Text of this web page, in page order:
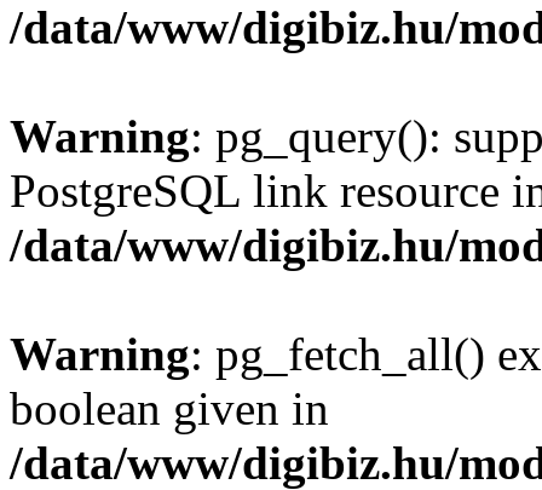
/data/www/digibiz.hu/
Warning: pg_query():
PostgreSQL link resource
/data/www/digibiz.hu/
Warning: pg_fetch_all()
boolean given in
/data/www/digibiz.hu/